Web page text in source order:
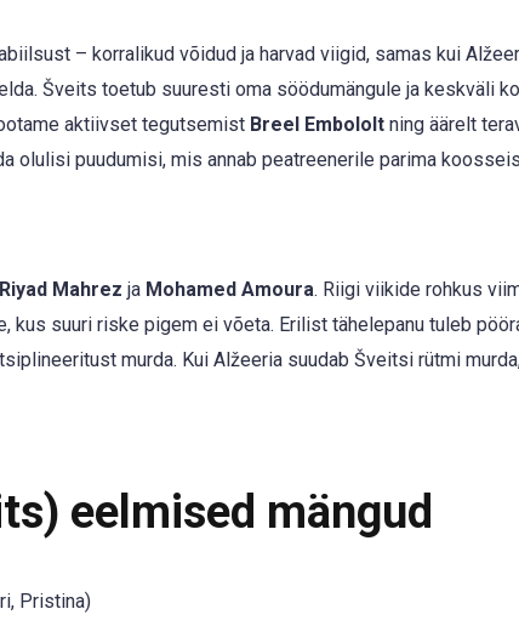
– korralikud võidud ja harvad viigid, samas kui
Šveits toetub suuresti oma söödumängule ja keskväli
aktiivset tegutsemist Breel Embololt ning äärelt
olulisi puudumisi, mis annab peatreenerile parima
Riyad Mahrez ja Mohamed Amoura. Riigi viikide rohkus
suuri riske pigem ei võeta. Erilist tähelepanu tuleb
murda. Kui Alžeeria suudab Šveitsi rütmi
eelmised mängud
Pristina)